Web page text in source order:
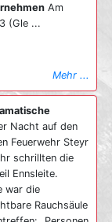
Am
(Gle ...
Mehr ...
Nacht auf den
Feuerwehr Steyr
schrillten die
Ennsleite.
war die
Rauchsäule